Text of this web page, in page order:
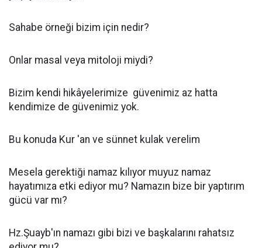
Sahabe örneği bizim için nedir?
Onlar masal veya mitoloji miydi?
Bizim kendi hikâyelerimize güvenimiz az hatta
kendimize de güvenimiz yok.
Bu konuda Kur 'an ve sünnet kulak verelim
Mesela gerektiği namaz kılıyor muyuz namaz
hayatımıza etki ediyor mu? Namazın bize bir yaptırım
gücü var mı?
Hz.Şuayb'ın namazı gibi bizi ve başkalarını rahatsız